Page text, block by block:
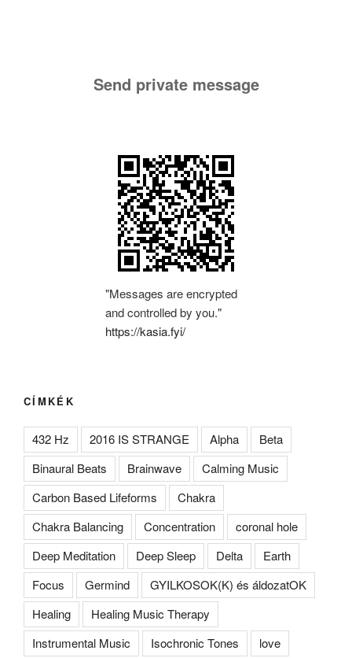
Send private message
"Messages are encrypted
and controlled by you."
https://kasia.fyi/
CÍMKÉK
432 Hz 2016 IS STRANGE Alpha
Beta
Binaural Beats
Brainwave
Calming Music
Carbon Based Lifeforms
Chakra
Chakra Balancing
Concentration
coronal hole
Deep Meditation
Deep Sleep Delta
Earth
Focus
Germind
GYILKOSOK(K) és áldozatOK
Healing
Healing Music Therapy
Instrumental Music
Isochronic Tones love